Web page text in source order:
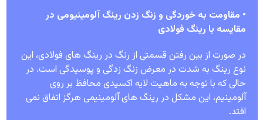
• مقاومت به خوردگی و زنگ زدن رینگ آلومینیومی در
مقایسه با رینگ فولادی
در صورت از بین رفتن قسمتی از رنگ در رینگ های فولادی، این
نوع رینگ به شدت در معرض زنگ زدگی و پوسیدگی است. در
حالی که با توجه به ماهیت لایه اکسیدی محافظ بر روی
آلومینیم، این مشکل در رینگ های آلومینیمی هرگز اتفاق نمی
افتد.